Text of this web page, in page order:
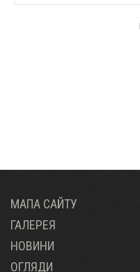
МАПА САЙТУ
ГАЛЕРЕЯ
НОВИНИ
ОГЛЯДИ